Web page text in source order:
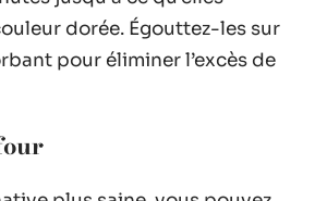
dorée. Égouttez-les sur
pour éliminer l’excès de